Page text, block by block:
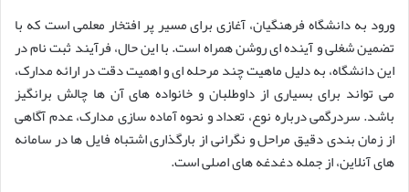
ورود به دانشگاه فرهنگیان، آغازی برای مسیر پر افتخار معلمی است که با
تضمین شغلی و آینده ای روشن همراه است. با این حال، فرآیند ثبت نام در
این دانشگاه، به دلیل ماهیت چند مرحله ای و اهمیت دقت در ارائه مدارک،
می تواند برای بسیاری از داوطلبان و خانواده های آن ها چالش برانگیز
باشد. سردرگمی درباره نوع، تعداد و نحوه آماده سازی مدارک، عدم آگاهی
از زمان بندی دقیق مراحل و نگرانی از بارگذاری اشتباه فایل ها در سامانه
های آنلاین، از جمله دغدغه های اصلی است.